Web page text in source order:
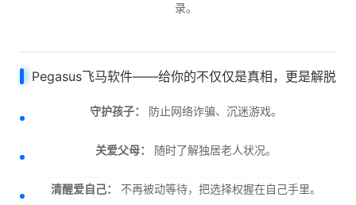
录。
Pegasus飞马软件——给你的不仅仅是真相，更是解脱
守护孩子： 防止网络诈骗、沉迷游戏。
关爱父母： 随时了解独居老人状况。
清醒爱自己： 不再被动等待，把选择权握在自己手里。